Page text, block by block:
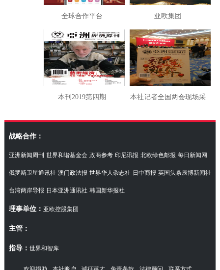
全球合作平台 亚欧集团
本刊2019第四期 本社记者全国两会现场采
访湖南代表团
战略合作：
亚洲新闻周刊 世界和谐基金会 政商参考 印尼讯报 北欧绿色邮报 每日新闻网
俄罗斯卫星通讯社 澳门政法报 世界华人杂志社 日中商报 英国头条辰博新闻社
台湾两岸导报 日本亚洲通讯社 韩国新华报社
理事单位： 亚欧控股集团
主管：
指导： 世界和智库